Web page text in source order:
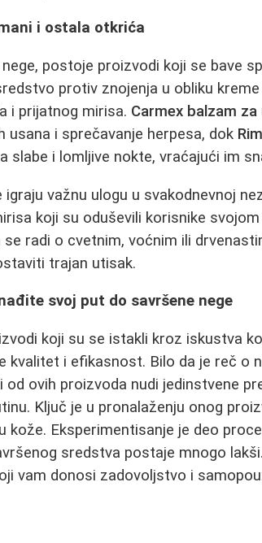
i ostala otkrića
postoje proizvodi koji se bave
protiv znojenja u obliku
i prijatnog mirisa. Carmex balzam za
usana i sprečavanje herpesa, dok
slabe i lomljive nokte, vraćajući im
važnu ulogu u svakodnevnoj
koji su oduševili korisnike
se radi o cvetnim, voćnim ili
trajan utisak.
svoj put do savršene nege
koji su se istakli kroz iskustva
kvalitet i efikasnost. Bilo da je reč o
od ovih proizvoda nudi jedinstvene
Ključ je u pronalaženju onog
kože. Eksperimentisanje je deo
sredstva postaje mnogo
vam donosi zadovoljstvo i